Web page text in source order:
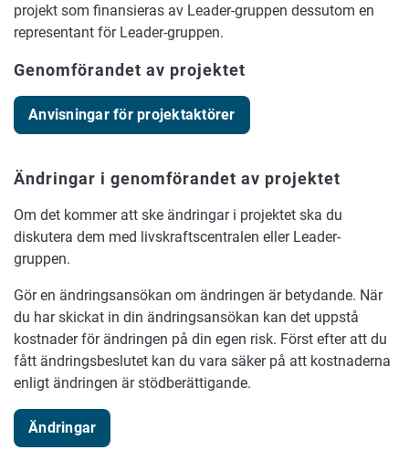
projekt som finansieras av Leader-gruppen dessutom en
representant för Leader-gruppen.
Genomförandet av projektet
Anvisningar för projektaktörer
Ändringar i genomförandet av projektet
Om det kommer att ske ändringar i projektet ska du
diskutera dem med livskraftscentralen eller Leader-
gruppen.
Gör en ändringsansökan om ändringen är betydande. När
du har skickat in din ändringsansökan kan det uppstå
kostnader för ändringen på din egen risk. Först efter att du
fått ändringsbeslutet kan du vara säker på att kostnaderna
enligt ändringen är stödberättigande.
Ändringar